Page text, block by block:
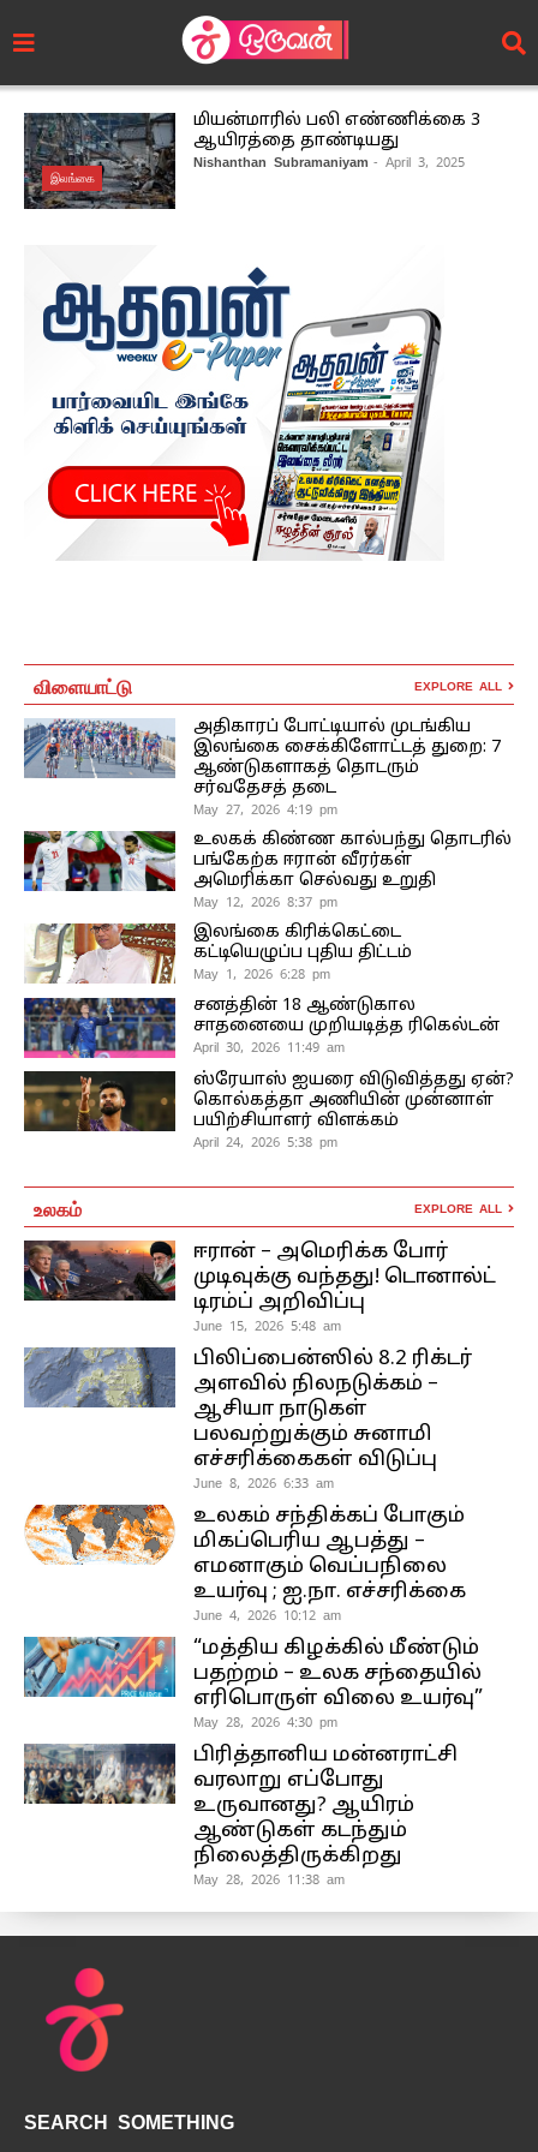
இலங்கை
மியன்மாரில் பலி எண்ணிக்கை 3
ஆயிரத்தை தாண்டியது
Nishanthan Subramaniyam - April 3, 2025
விளையாட்டு EXPLORE ALL
அதிகாரப் போட்டியால் முடங்கிய
இலங்கை சைக்கிளோட்டத் துறை: 7
ஆண்டுகளாகத் தொடரும்
சர்வதேசத் தடை
May 27, 2026 4:19 pm
உலகக் கிண்ண கால்பந்து தொடரில்
பங்கேற்க ஈரான் வீரர்கள்
அமெரிக்கா செல்வது உறுதி
May 12, 2026 8:37 pm
இலங்கை கிரிக்கெட்டை
கட்டியெழுப்ப புதிய திட்டம்
May 1, 2026 6:28 pm
சனத்தின் 18 ஆண்டுகால
சாதனையை முறியடித்த ரிகெல்டன்
April 30, 2026 11:49 am
ஸ்ரேயாஸ் ஐயரை விடுவித்தது ஏன்?
கொல்கத்தா அணியின் முன்னாள்
பயிற்சியாளர் விளக்கம்
April 24, 2026 5:38 pm
உலகம் EXPLORE ALL
ஈரான் – அமெரிக்க போர்
முடிவுக்கு வந்தது! டொனால்ட்
டிரம்ப் அறிவிப்பு
June 15, 2026 5:48 am
பிலிப்பைன்ஸில் 8.2 ரிக்டர்
அளவில் நிலநடுக்கம் –
ஆசியா நாடுகள்
பலவற்றுக்கும் சுனாமி
எச்சரிக்கைகள் விடுப்பு
June 8, 2026 6:33 am
உலகம் சந்திக்கப் போகும்
மிகப்பெரிய ஆபத்து –
எமனாகும் வெப்பநிலை
உயர்வு ; ஐ.நா. எச்சரிக்கை
June 4, 2026 10:12 am
“மத்திய கிழக்கில் மீண்டும்
பதற்றம் – உலக சந்தையில்
எரிபொருள் விலை உயர்வு”
May 28, 2026 4:30 pm
பிரித்தானிய மன்னராட்சி
வரலாறு எப்போது
உருவானது? ஆயிரம்
ஆண்டுகள் கடந்தும்
நிலைத்திருக்கிறது
May 28, 2026 11:38 am
SEARCH SOMETHING